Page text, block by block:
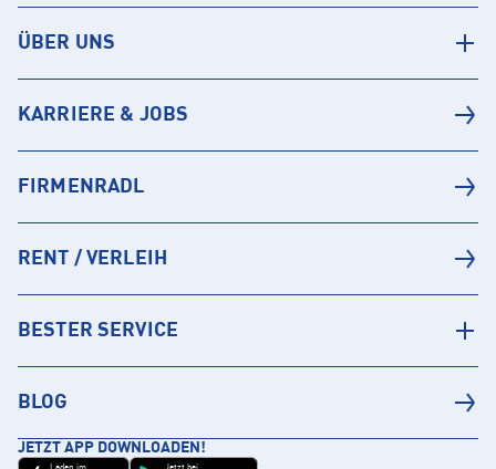
ÜBER UNS
KARRIERE & JOBS
FIRMENRADL
RENT / VERLEIH
BESTER SERVICE
BLOG
JETZT APP DOWNLOADEN!